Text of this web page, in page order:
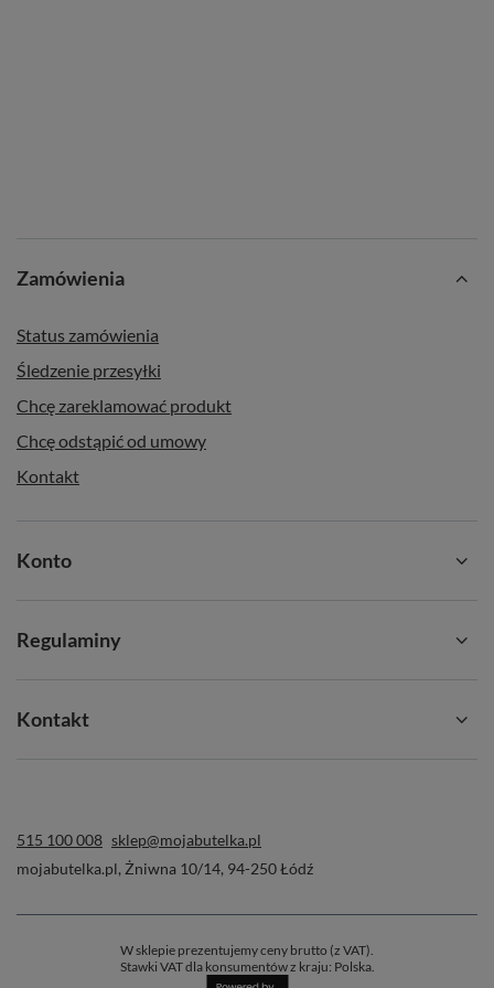
Zamówienia
Status zamówienia
Śledzenie przesyłki
Chcę zareklamować produkt
Chcę odstąpić od umowy
Kontakt
Konto
Regulaminy
Kontakt
515 100 008 sklep@mojabutelka.pl
mojabutelka.pl, Żniwna 10/14, 94-250Łódź
W sklepie prezentujemy ceny brutto (z VAT).
Stawki VAT dla konsumentów z kraju: Polska.